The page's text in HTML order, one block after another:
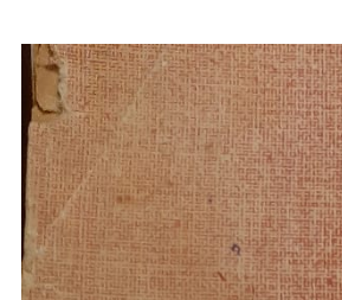
السوريّة بشأن التحديات الصّهيونيّة